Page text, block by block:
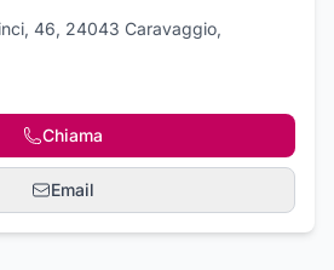
46, 24043 Caravaggio,
Chiama
Email